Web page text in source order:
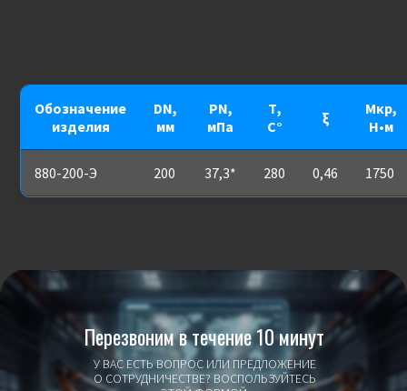
Обозначение
изделия
DN,
мм
PN,
мПа
Т,
С°
ξ
Мкр,
Н•м
880-200-Э 200 37,3* 280 0,46 1750
У ВАС ЕСТЬ ВОПРОС ИЛИ ПРЕДЛОЖЕНИЕ
О СОТРУДНИЧЕСТВЕ? ВОСПОЛЬЗУЙТЕСЬ
Перезвоним в течение 10 минут